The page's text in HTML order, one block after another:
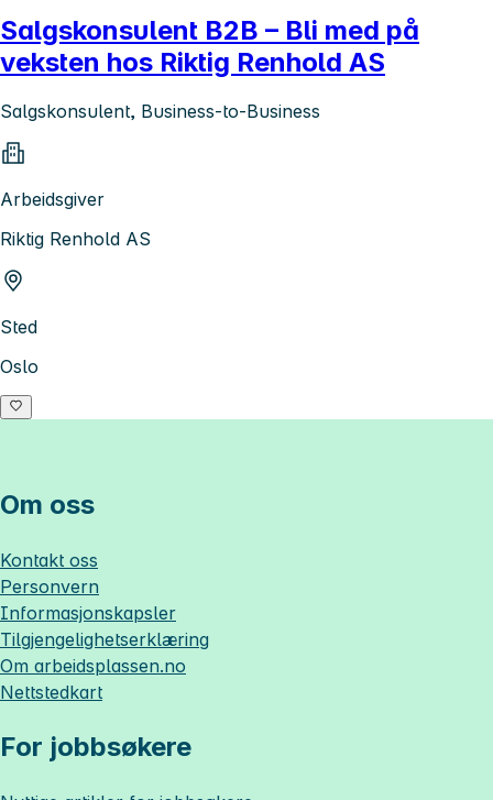
Salgskonsulent B2B – Bli med på
veksten hos Riktig Renhold AS
Salgskonsulent, Business-to-Business
Arbeidsgiver
Riktig Renhold AS
Sted
Oslo
Om oss
Kontakt oss
Personvern
Informasjonskapsler
Tilgjengelighetserklæring
Om arbeidsplassen.no
Nettstedkart
For jobbsøkere